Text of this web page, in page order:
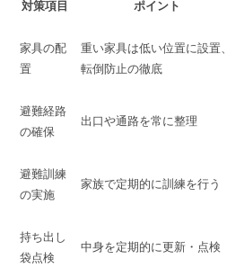
対策項目 ポイント
家具の配
置
重い家具は低い位置に設置、
転倒防止の徹底
避難経路
の確保
出口や通路を常に整理
避難訓練
の実施
家族で定期的に訓練を行う
持ち出し
袋点検
中身を定期的に更新・点検